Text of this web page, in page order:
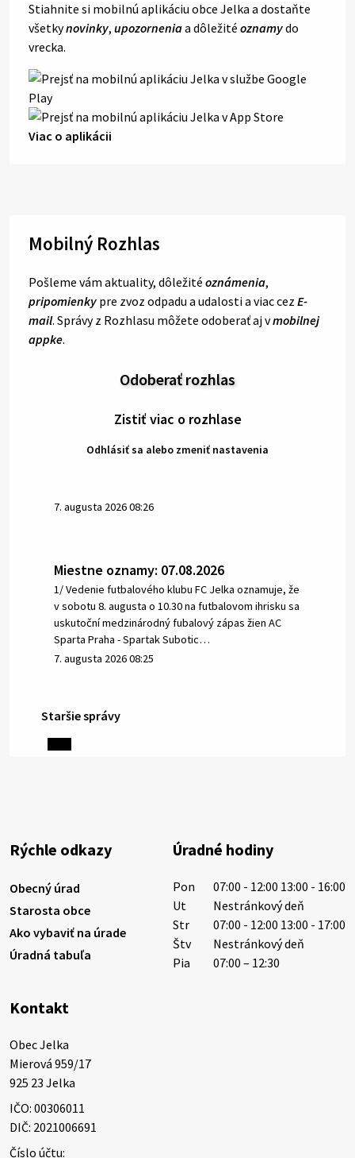
Stiahnite si mobilnú aplikáciu obce Jelka a dostaňte
všetkynovinky, upozorneniaa dôležité oznamydo
vrecka.
Viac o aplikácii
Mobilný Rozhlas
Pošleme vám aktuality, dôležité oznámenia,
pripomienky pre zvoz odpadu a udalosti a viac cez E-
mail. Správy z Rozhlasu môžete odoberať aj vmobilnej
appke.
Odoberať rozhlas
Zistiť viac o rozhlase
Odhlásiť sa alebo zmeniť nastavenia
7. augusta 2026 08:26
Miestne oznamy: 07.08.2026
1/ Vedenie futbalového klubu FC Jelka oznamuje, že
v sobotu 8. augusta o 10.30 na futbalovom ihrisku sa
uskutoční medzinárodný fubalový zápas žien AC
Sparta Praha - Spartak Subotic…
7. augusta 2026 08:25
6. augusta 2026 08:13
výdatnosti vodárenských zdrojov.
Západoslovenská vodárenská spoločnosť preto
6. augusta 2026 08:12
5. augusta 2026 13:10
Smútočný oznam: 05.08.2026 1/ Vážení obyvatelia!S
hlbokým zármutkom Vám oznamujeme, že vo veku
73 rokov nás opustila Irena Tanková, rodená
Tanková. Pohreb zosnulej bude dňa 6.08.20…
5. augusta 2026 12:59
Staršie správy
Rýchle odkazy
Obecný úrad
Starosta obce
Ako vybaviť na úrade
Úradná tabuľa
Úradné hodiny
Pon
07:00 - 12:00 13:00 - 16:00
Ut
Nestránkový deň
Str
07:00 - 12:00 13:00 - 17:00
Štv
Nestránkový deň
Pia
07:00 – 12:30
Kontakt
Obec Jelka
Mierová 959/17
925 23 Jelka
IČO: 00306011
DIČ: 2021006691
Číslo účtu: